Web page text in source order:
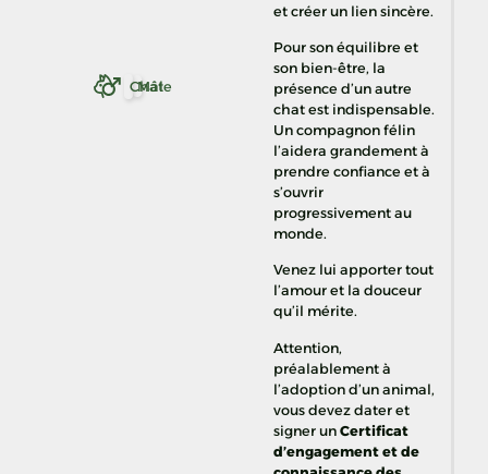
Chat
Mâle
et créer un lien sincère.
Pour son équilibre et
son bien-être, la
présence d’un autre
chat est indispensable.
Un compagnon félin
l’aidera grandement à
prendre confiance et à
s’ouvrir
progressivement au
monde.
Venez lui apporter tout
l’amour et la douceur
qu’il mérite.
Attention,
préalablement à
l’adoption d’un animal,
vous devez dater et
signer un Certificat
d’engagement et de